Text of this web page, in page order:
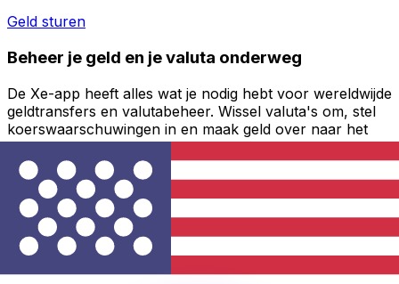
Geld sturen
Beheer je geld en je valuta onderweg
De Xe-app heeft alles wat je nodig hebt voor wereldwijde
geldtransfers en valutabeheer. Wissel valuta's om, stel
koerswaarschuwingen in en maak geld over naar het
buitenland zonder verborgen kosten. Download
vandaag nog!